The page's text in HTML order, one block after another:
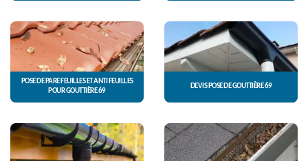
POSE DE PARE FEUILLES ET ANTI FEUILLES
POUR GOUTTIÈRE 69
DEVIS POSE DE GOUTTIÈRE 69